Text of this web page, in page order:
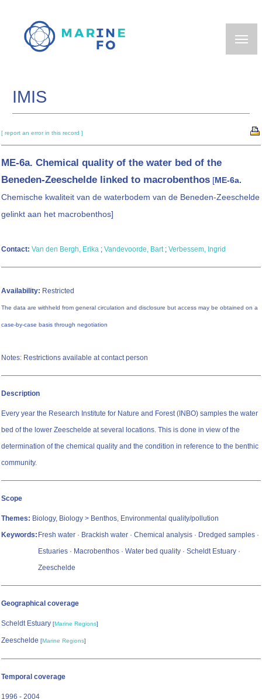
main
IMIS
[ report an error in this record ]
ME-6a. Chemical quality of the water bed of the
Beneden-Zeeschelde linked to macrobenthos [ME-6a.
Chemische kwaliteit van de waterbodem van de Beneden-Zeeschelde
gelinkt aan het macrobenthos]
Contact: Van den Bergh, Erika ; Vandevoorde, Bart; Verbessem, Ingrid
Availability: Restricted
The data are withheld from general circulation and disclosure but access may be obtained on a
case-by-case basis through negotiation
Notes: Restrictions available at contact person
Description
Every year the Research Institute for Nature and Forest (INBO) samples the water
bed of the lower Zeeschelde at several locations. This is done in view of the
determination of the chemical quality and the condition in reference to the benthic
community.
Scope
Themes: Biology, Biology > Benthos, Environmental quality/pollution
Keywords: Fresh water · Brackish water · Chemical analysis · Dredged samples ·
Estuaries · Macrobenthos · Water bed quality · Scheldt Estuary ·
Zeeschelde
Geographical coverage
Scheldt Estuary [Marine Regions]
Zeeschelde [Marine Regions]
Temporal coverage
1996 - 2004